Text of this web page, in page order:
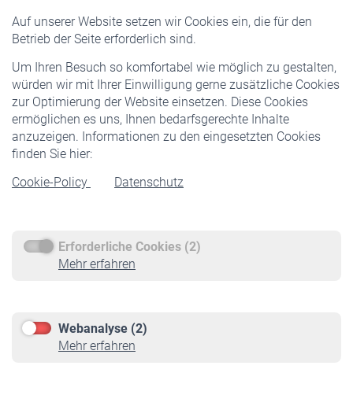
Auf unserer Website setzen wir Cookies ein, die für den
Betrieb der Seite erforderlich sind.
Um Ihren Besuch so komfortabel wie möglich zu gestalten,
würden wir mit Ihrer Einwilligung gerne zusätzliche Cookies
zur Optimierung der Website einsetzen. Diese Cookies
ermöglichen es uns, Ihnen bedarfsgerechte Inhalte
anzuzeigen. Informationen zu den eingesetzten Cookies
finden Sie hier:
Cookie-Policy
Datenschutz
Erforderliche Cookies (2)
Mehr erfahren
Webanalyse (2)
Mehr erfahren
Pflichtversicherung
Staatliche Förderung
Veranstaltungen
Rentner
Rentenbeginn
Rente beantragen
Service
Informationen
Online-Rechner
VBLnewsletter